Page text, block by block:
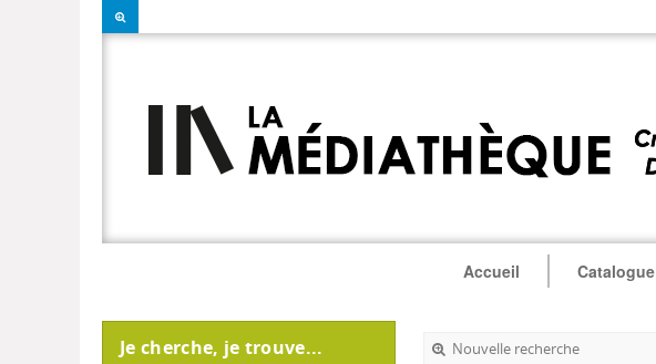
Accueil Catalogue
Je cherche, je trouve... Nouvelle recherche